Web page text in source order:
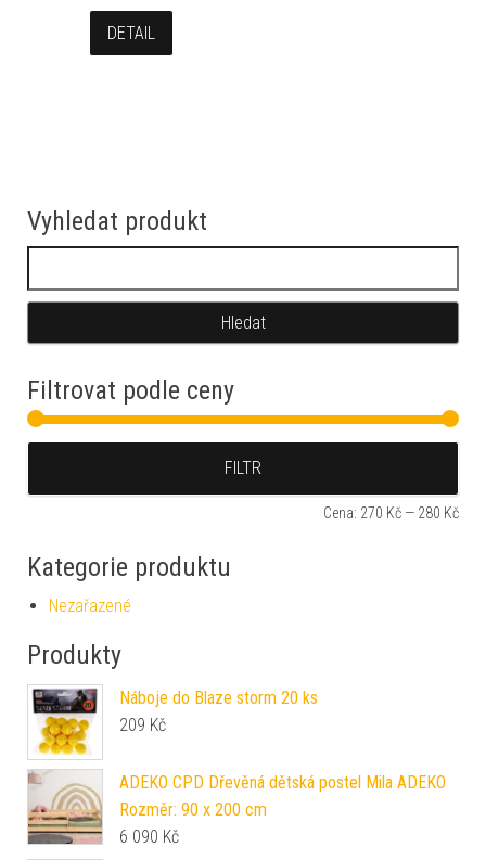
DETAIL
Vyhledat produkt
Filtrovat podle ceny
FILTR
Cena: 270 Kč — 280 Kč
Kategorie produktu
Nezařazené
Produkty
Náboje do Blaze storm 20 ks
209 Kč
ADEKO CPD Dřevěná dětská postel Mila ADEKO
Rozměr: 90 x 200 cm
6 090 Kč